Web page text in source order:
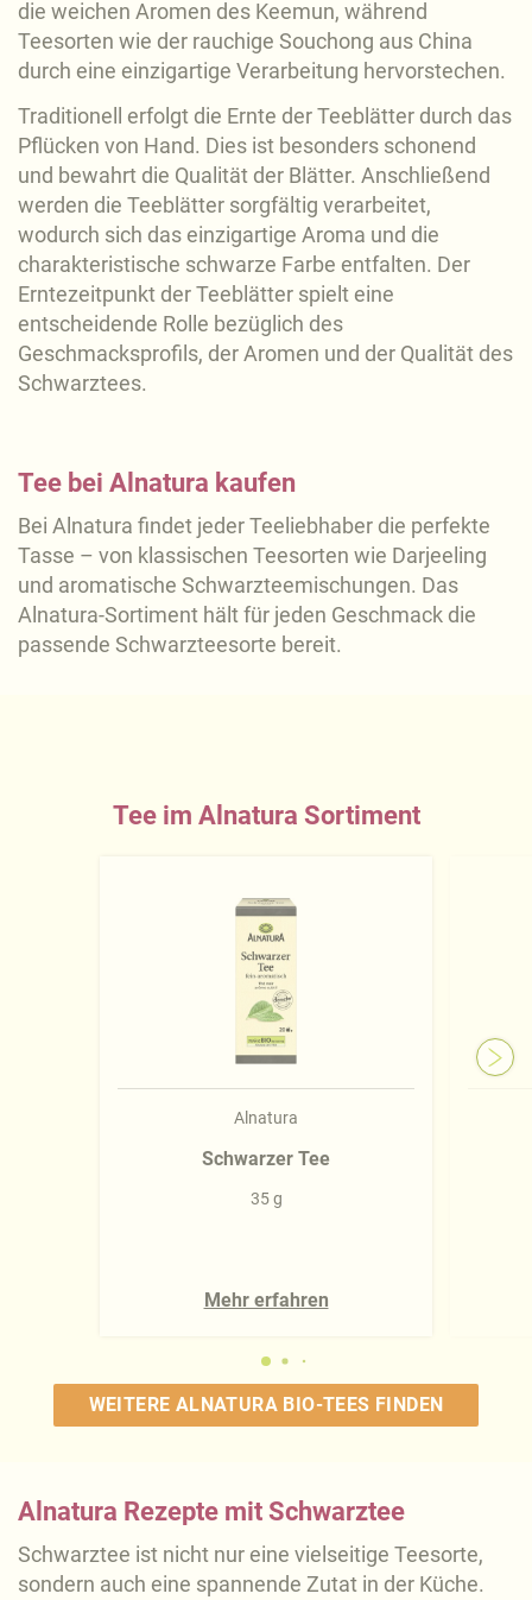
die weichen Aromen des Keemun, während
Teesorten wie der rauchige Souchong aus China
durch eine einzigartige Verarbeitung hervorstechen.
Traditionell erfolgt die Ernte der Teeblätter durch das
Pflücken von Hand. Dies ist besonders schonend
und bewahrt die Qualität der Blätter. Anschließend
werden die Teeblätter sorgfältig verarbeitet,
wodurch sich das einzigartige Aroma und die
charakteristische schwarze Farbe entfalten. Der
Erntezeitpunkt der Teeblätter spielt eine
entscheidende Rolle bezüglich des
Geschmacksprofils, der Aromen und der Qualität des
Schwarztees.
Tee bei Alnatura kaufen
Bei Alnatura findet jeder Teeliebhaber die perfekte
Tasse – von klassischen Teesorten wie Darjeeling
und aromatische Schwarzteemischungen. Das
Alnatura-Sortiment hält für jeden Geschmack die
passende Schwarzteesorte bereit.
Tee im Alnatura Sortiment
Alnatura
Schwarzer Tee
35 g
Mehr erfahren
WEITERE ALNATURA BIO-TEES FINDEN
Alnatura Rezepte mit Schwarztee
Schwarztee ist nicht nur eine vielseitige Teesorte,
sondern auch eine spannende Zutat in der Küche.